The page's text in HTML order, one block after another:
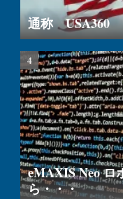
通称 USA360
eMAXIS Neo
ら・・・